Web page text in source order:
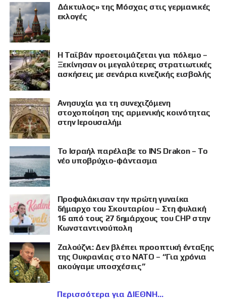
Δάκτυλος» της Μόσχας στις γερμανικές
εκλογές
Η Ταϊβάν προετοιμάζεται για πόλεμο –
Ξεκίνησαν οι μεγαλύτερες στρατιωτικές
ασκήσεις με σενάρια κινεζικής εισβολής
Ανησυχία για τη συνεχιζόμενη
στοχοποίηση της αρμενικής κοινότητας
στην Ιερουσαλήμ
Το Ισραήλ παρέλαβε το INS Drakon – Το
νέο υποβρύχιο-φάντασμα
Προφυλάκισαν την πρώτη γυναίκα
δήμαρχο του Σκουταρίου – Στη φυλακή
16 από τους 27 δημάρχους του CHP στην
Κωνσταντινούπολη
Ζαλούζνι: Δεν βλέπει προοπτική ένταξης
της Ουκρανίας στο ΝΑΤΟ – “Για χρόνια
ακούγαμε υποσχέσεις”
Περισσότερα για ΔΙΕΘΝΗ